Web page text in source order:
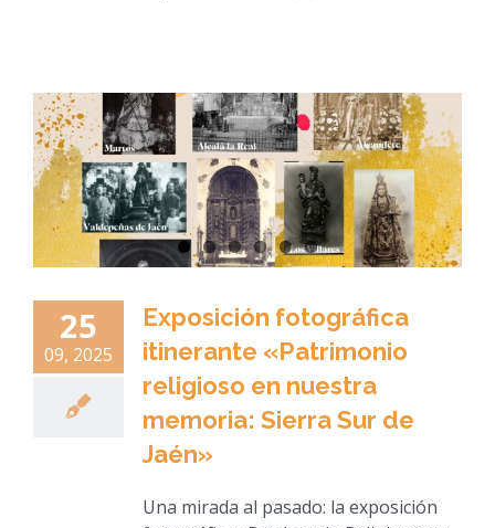
25
09, 2025
Exposición fotográfica
itinerante «Patrimonio
religioso en nuestra
memoria: Sierra Sur de
Jaén»
Una mirada al pasado: la exposición